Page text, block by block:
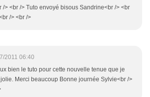
/> <br /> Tuto envoyé bisous Sandrine<br /> <br
/> <br />
2011 06:40
bien le tuto pour cette nouvelle tenue que je
Merci beaucoup Bonne journée Sylvie<br />